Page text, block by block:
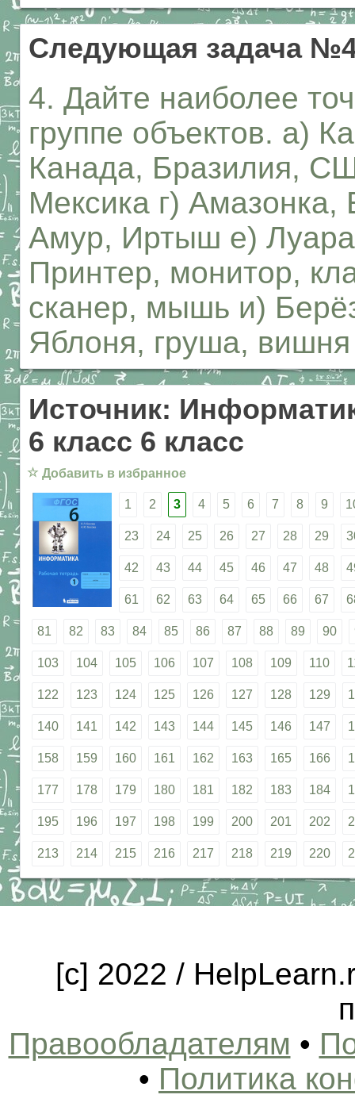
Следующая задача
4. Дайте наиболее
группе объектов. а)
Канада, Бразилия,
Мексика г)
Амур, Иртыш е)
Принтер, монитор,
сканер, мышь и)
Яблоня, груша, вишня
Источник:
6 класс 6 класс
☆ Добавить в избранное
1 2 3 4 5 6 7 8 9
23 24 25 26 27 28 29
42 43 44 45 46 47 48
61 62 63 64 65 66 67
81 82 83 84 85 86 87 88 89 90
103 104 105 106 107 108 109 110
122 123 124 125 126 127 128 129
140 141 142 143 144 145 146 147
158 159 160 161 162 163 165 166
177 178 179 180 181 182 183 184
195 196 197 198 199 200 201 202
213 214 215 216 217 218 219 220
[c] 2022 /
Правообладателям •
• Политика